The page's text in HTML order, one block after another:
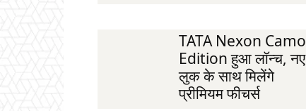
TATA Nexon Camo
Edition हुआ लॉन्च, नए
लुक के साथ मिलेंगे
प्रीमियम फीचर्स